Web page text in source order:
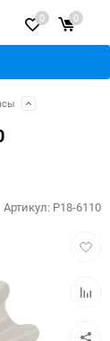
0 0
Артикул: P18-6110